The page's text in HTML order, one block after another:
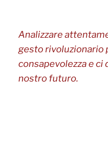
Analizzare
gesto rivoluzionario
consapevolezza e ci
nostro futuro.